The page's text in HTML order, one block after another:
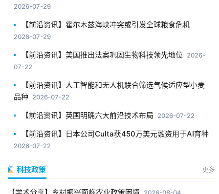
2026-07-29
【前沿资讯】霍尔木兹海峡冲突或引发全球粮食危机
2026-07-29
【前沿资讯】美国推出法案巩固生物科技领先地位
2026-
07-22
【前沿资讯】人工智能和无人机联合筛选气候适应型小麦
品种
2026-07-22
【前沿资讯】英国明确六大前沿技术布局 2026-07-22
【前沿资讯】日本公司Culta获450万美元融资用于AI育种
2026-07-22
科技政策 更多